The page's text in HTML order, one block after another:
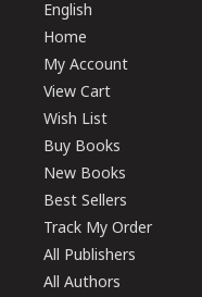
English
Home
My Account
View Cart
Wish List
Buy Books
New Books
Best Sellers
Track My Order
All Publishers
All Authors